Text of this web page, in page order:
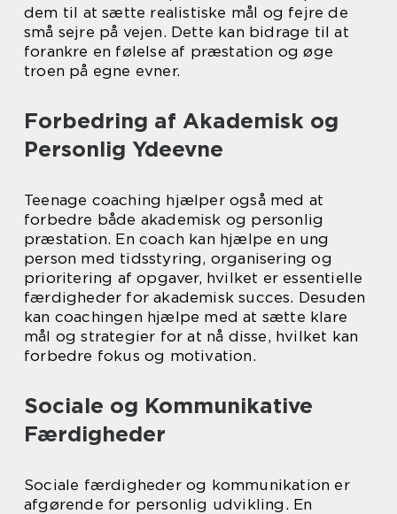
dem til at sætte realistiske mål og fejre de
små sejre på vejen. Dette kan bidrage til at
forankre en følelse af præstation og øge
troen på egne evner.
Forbedring af Akademisk og
Personlig Ydeevne
Teenage coaching hjælper også med at
forbedre både akademisk og personlig
præstation. En coach kan hjælpe en ung
person med tidsstyring, organisering og
prioritering af opgaver, hvilket er essentielle
færdigheder for akademisk succes. Desuden
kan coachingen hjælpe med at sætte klare
mål og strategier for at nå disse, hvilket kan
forbedre fokus og motivation.
Sociale og Kommunikative
Færdigheder
Sociale færdigheder og kommunikation er
afgørende for personlig udvikling. En